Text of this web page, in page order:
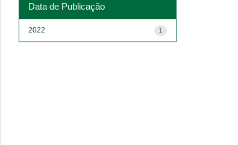
Data de Publicação
1
2022